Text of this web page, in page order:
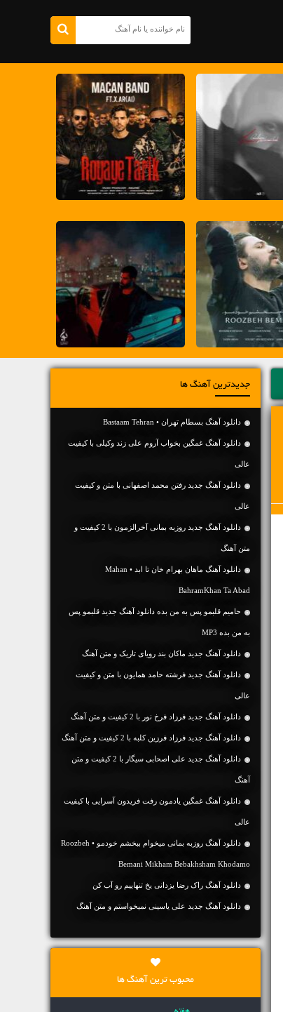
جدیدترین آهنگ ها
دانلود آهنگ بسطام تهران • Bastaam Tehran
دانلود آهنگ غمگین بخواب آروم علی زند وکیلی با کیفیت
عالی
دانلود آهنگ جديد رفتن محمد اصفهانی با متن و کیفیت
عالی
دانلود آهنگ جديد روزبه بمانی آخرالزمون با 2 کیفیت و
متن آهنگ
دانلود آهنگ ماهان بهرام خان تا ابد • Mahan
BahramKhan Ta Abad
حامیم قلبمو پس به من بده دانلود آهنگ جدید قلبمو پس
به من بده MP3
دانلود آهنگ جديد ماکان بند رویای تاریک و متن آهنگ
دانلود آهنگ جديد فرشته حامد همایون با متن و کیفیت
عالی
دانلود آهنگ جديد فرزاد فرخ نور با 2 کیفیت و متن آهنگ
دانلود آهنگ جديد فرزاد فرزین کلبه با 2 کیفیت و متن آهنگ
دانلود آهنگ جديد علی اصحابی سیگار با 2 کیفیت و متن
آهنگ
دانلود آهنگ غمگین یادمون رفت فریدون آسرایی با کیفیت
عالی
دانلود آهنگ روزبه بمانی میخوام ببخشم خودمو • Roozbeh
Bemani Mikham Bebakhsham Khodamo
دانلود آهنگ راک رضا یزدانی یخ تنهاییم رو آب کن
دانلود آهنگ جديد علی یاسینی نمیخواستم و متن آهنگ
محبوب ترین آهنگ ها